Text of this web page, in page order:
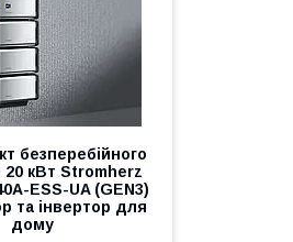
безперебійного
кВт Stromherz
ESS-UA (GEN3)
та інвертор для
дому